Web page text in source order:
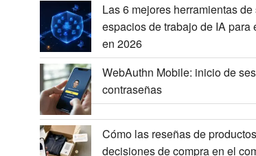
Las 6 mejores herramientas
espacios de trabajo de IA
en 2026
WebAuthn Mobile: inicio de
contraseñas
Cómo las reseñas de
decisiones de compra en el